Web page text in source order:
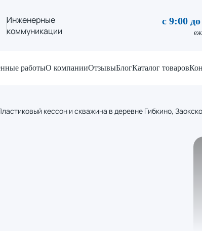
Инженерные
коммуникации
с 9:00
работыО компанииОтзывыБлогКаталог товаров
кессон и скважина в деревне Гибкино,